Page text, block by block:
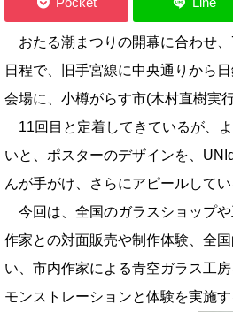
おたる潮まつりの開幕に合わせ
日程で、旧手宮線に中央通りから
会場に、小樽がらす市(木村直樹実
11回目と定着してきているが、
いと、ポスターのデザインを、
んが手がけ、さらにアピールしてい
今回は、全国のガラスショップや
作家との対面販売や制作体験、全
い、市内作家による青空ガラス工
モンストレーションと体験を実施す